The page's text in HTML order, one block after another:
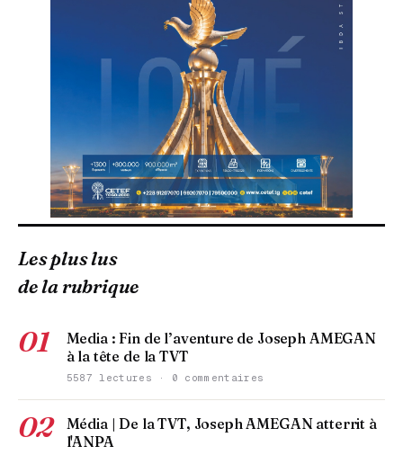
Les plus lus
de la rubrique
01
Media : Fin de l’aventure de Joseph AMEGAN
à la tête de la TVT
5587 lectures · 0 commentaires
02
Média | De la TVT, Joseph AMEGAN atterrit à
l'ANPA